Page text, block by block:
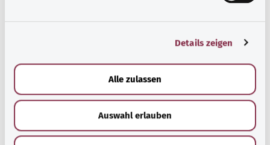
Details zeigen
Alle zulassen
Auswahl erlauben